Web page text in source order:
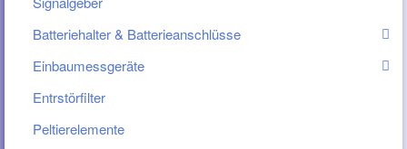
Batteriehalter & Batterieanschlüsse
Einbaumessgeräte
Entrstörfilter
Peltierelemente